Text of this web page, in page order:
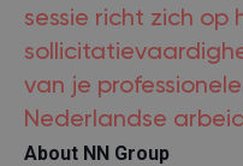
sessie richt zich op
van je
Nederlandse
About NN Group